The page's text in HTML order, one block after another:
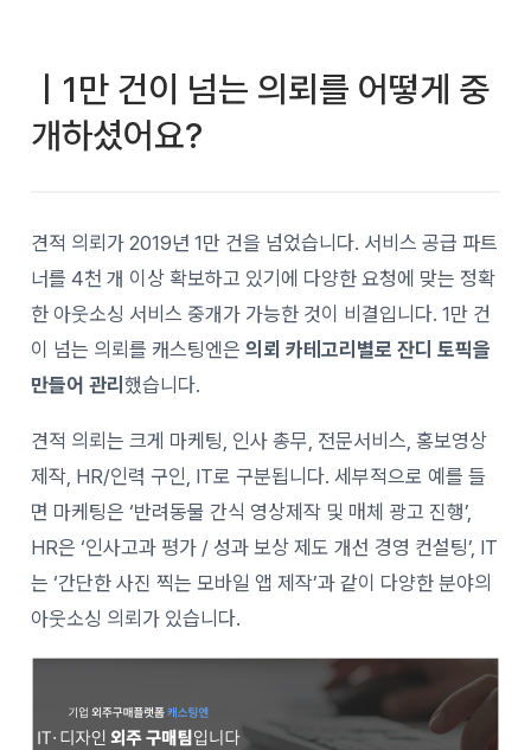
ㅣ1만 건이 넘는 의뢰를 어떻게 중
개하셨어요?
견적 의뢰가 2019년 1만 건을 넘었습니다. 서비스 공급 파트
너를 4천 개 이상 확보하고 있기에 다양한 요청에 맞는 정확
한 아웃소싱 서비스 중개가 가능한 것이 비결입니다. 1만 건
이 넘는 의뢰를 캐스팅엔은의뢰 카테고리별로 잔디 토픽을
만들어 관리했습니다.
견적 의뢰는 크게 마케팅, 인사 총무, 전문서비스, 홍보영상
제작, HR/인력 구인, IT로 구분됩니다. 세부적으로 예를 들
면 마케팅은 ‘반려동물 간식 영상제작 및 매체 광고 진행’,
HR은 ‘인사고과 평가 / 성과 보상 제도 개선 경영 컨설팅’, IT
는 ‘간단한 사진 찍는 모바일 앱 제작’과 같이 다양한 분야의
아웃소싱 의뢰가 있습니다.